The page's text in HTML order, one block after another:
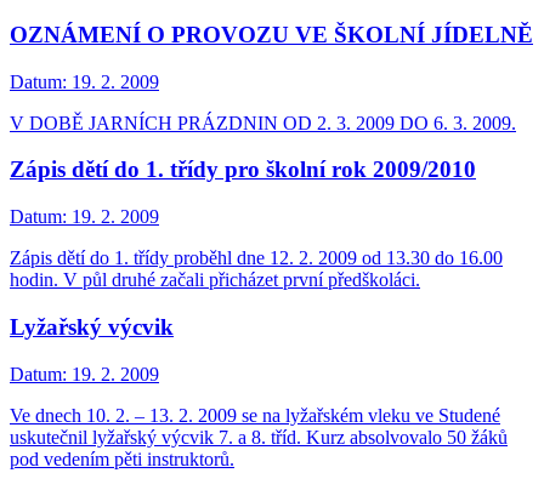
OZNÁMENÍ O PROVOZU VE ŠKOLNÍ JÍDELNĚ
Datum: 19. 2. 2009
V DOBĚ JARNÍCH PRÁZDNIN OD 2. 3. 2009 DO 6. 3. 2009.
Zápis dětí do 1. třídy pro školní rok 2009/2010
Datum: 19. 2. 2009
Zápis dětí do 1. třídy proběhl dne 12. 2. 2009 od 13.30 do 16.00
hodin. V půl druhé začali přicházet první předškoláci.
Lyžařský výcvik
Datum: 19. 2. 2009
Ve dnech 10. 2. – 13. 2. 2009 se na lyžařském vleku ve Studené
uskutečnil lyžařský výcvik 7. a 8. tříd. Kurz absolvovalo 50 žáků
pod vedením pěti instruktorů.